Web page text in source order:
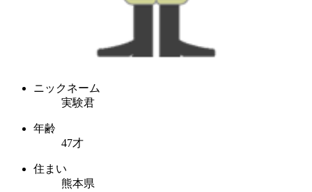
ニックネーム
実験君
年齢
47才
住まい
熊本県